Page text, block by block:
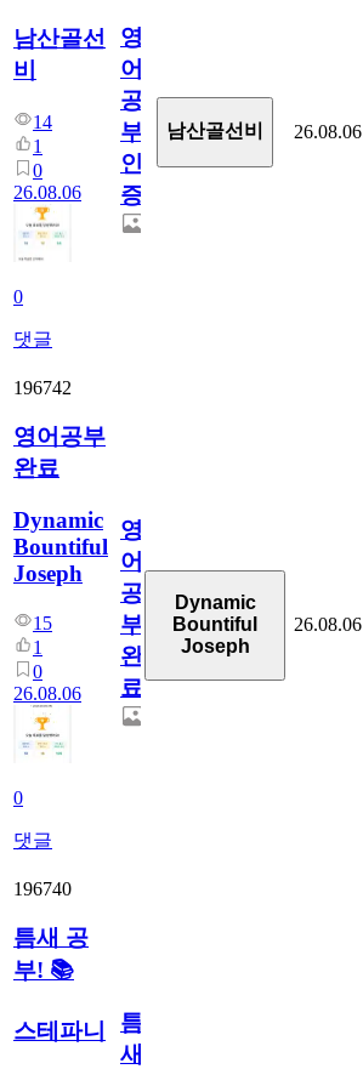
남산골선
비
14
1
0
26.08.06
0
댓글
영
어
공
부
인
증
남산골선비 26.08.06
196742
영어공부
완료
Dynamic
Bountiful
Joseph
15
1
0
26.08.06
0
댓글
영
어
공
부
완
료
Dynamic
Bountiful
Joseph
26.08.06
196740
틈새 공
부! 📚
스테파니
틈
새